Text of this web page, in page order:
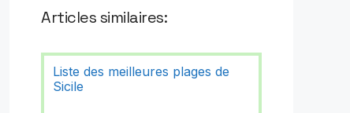
Articles similaires:
Liste des meilleures plages de
Sicile